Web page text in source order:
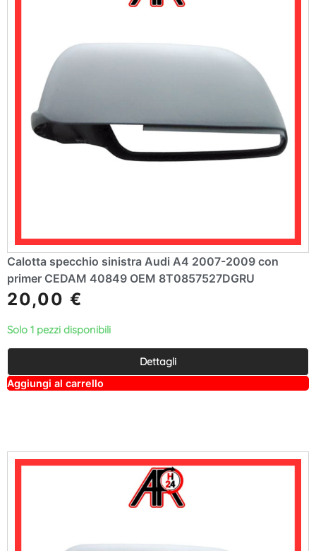
Calotta specchio sinistra Audi A4 2007-2009 con
primer CEDAM 40849 OEM 8T0857527DGRU
20,00 €
Solo 1 pezzi disponibili
Dettagli
Aggiungi al carrello
lt
ti
v